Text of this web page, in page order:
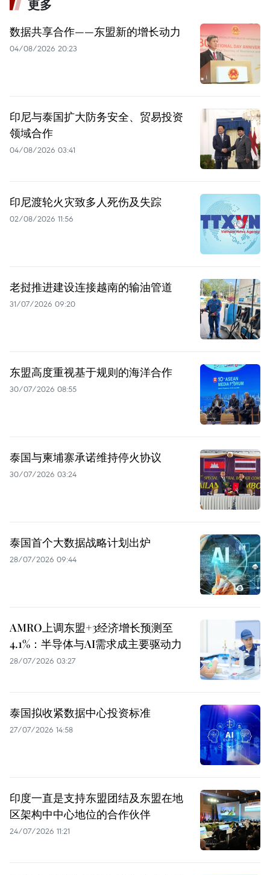
更多
数据共享合作——东盟新的增长动力
04/08/2026 20:23
印尼与泰国扩大防务安全、贸易投资
领域合作
04/08/2026 03:41
印尼渡轮火灾致多人死伤及失踪
02/08/2026 11:56
老挝推进建设连接越南的输油管道
31/07/2026 09:20
东盟高度重视基于规则的海洋合作
30/07/2026 08:55
泰国与柬埔寨承诺维持停火协议
30/07/2026 03:24
泰国首个大数据战略计划出炉
28/07/2026 09:44
AMRO上调东盟+3经济增长预测至
4.1%：半导体与AI需求成主要驱动力
28/07/2026 03:27
泰国拟收紧数据中心投资标准
27/07/2026 14:58
印度一直是支持东盟团结及东盟在地
区架构中中心地位的合作伙伴
24/07/2026 11:21